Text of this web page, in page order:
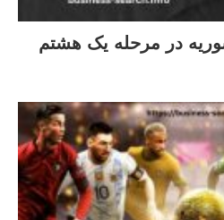
در مرحله یک هشتم